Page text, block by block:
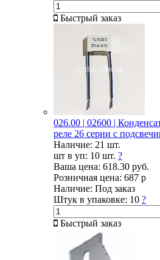
Быстрый заказ
026.00 | 02600 |
реле 26 серии с
Наличие: 21 шт.
шт в уп: 10 шт. ?
Ваша цена: 618.30 руб.
Розничная цена: 687 р
Наличие: Под заказ
Штук в упаковке: 10 ?
Быстрый заказ